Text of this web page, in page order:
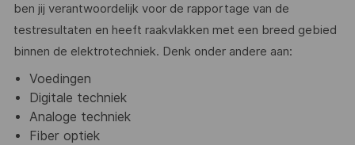
ben jij verantwoordelijk voor de rapportage van de
testresultaten en heeft raakvlakken met een breed gebied
binnen de elektrotechniek. Denk onder andere aan:
Voedingen
Digitale techniek
Analoge techniek
Fiber optiek